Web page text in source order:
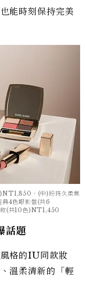
能時刻保持完美
)NT1,850、(中)粉持久柔焦
4色眼影盤(共6
(共10色)NT1,450
話題
格的IU同款妝
溫柔清新的「輕